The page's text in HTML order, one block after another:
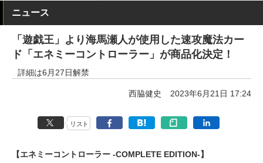
ニュース
「遊戯王」より海馬瀬人が使用した速攻魔法カー
ド「エネミーコントローラー」が商品化決定！
詳細は6月27日解禁
西脇健史 2023年6月21日 17:24
リスト
【エネミーコントローラー -COMPLETE EDITION-】